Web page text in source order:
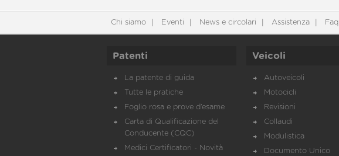
Chi siamo Eventi News e circolari Assistenza Faq
Patenti
La patente di guida
Tutte le pratiche
Foglio rosa e prove d’esame
Carta di Qualificazione del
Conducente (CQC)
Medici Certificatori - Novità
Veicoli
Autoveicoli
Motocicli
Revisioni
Collaudi
Modulistica
Documento Unico